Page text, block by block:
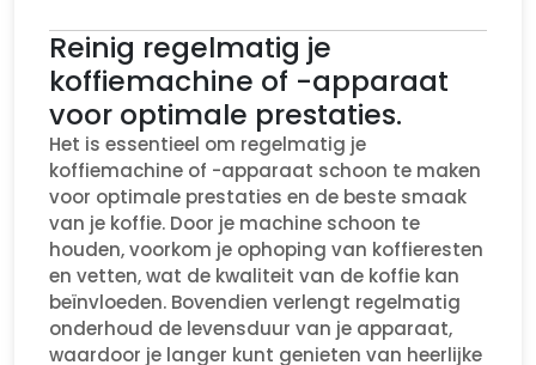
Reinig regelmatig je
koffiemachine of -apparaat
voor optimale prestaties.
Het is essentieel om regelmatig je
koffiemachine of -apparaat schoon te maken
voor optimale prestaties en de beste smaak
van je koffie. Door je machine schoon te
houden, voorkom je ophoping van koffieresten
en vetten, wat de kwaliteit van de koffie kan
beïnvloeden. Bovendien verlengt regelmatig
onderhoud de levensduur van je apparaat,
waardoor je langer kunt genieten van heerlijke